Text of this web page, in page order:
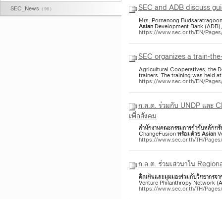
SEC_News ( 96 ) SEC and ADB discuss
Mrs. Pornanong
Asian Development Bank
https://www.sec.or.th/EN/
SEC organizes a train-
Agricultural Cooperatives, the
trainers. The training was held
https://www.sec.or.th/EN/
ก.ล.ต. ร่วมกับ UNDP และ
เพื่อสังคม
สำนักงานคณะกรรมการกำกับหลัก
ChangeFusion พร้อมด้วยAsian
https://www.sec.or.th/TH/
ก.ล.ต. ร่วมเสวนาใน
คิดเห็นและมุมมองร่วมกับวิทยากร
Venture Philanthropy Network
https://www.sec.or.th/TH/